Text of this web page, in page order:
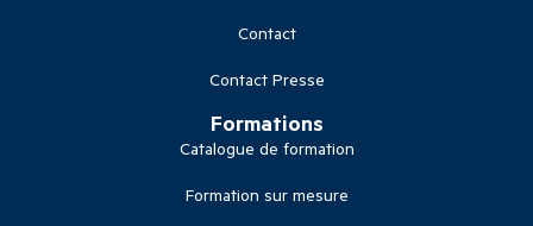
Contact
Contact Presse
Formations
Catalogue de formation
Formation sur mesure